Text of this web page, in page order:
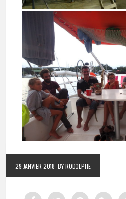
29 JANVIER 2018 BY RODOLPHE